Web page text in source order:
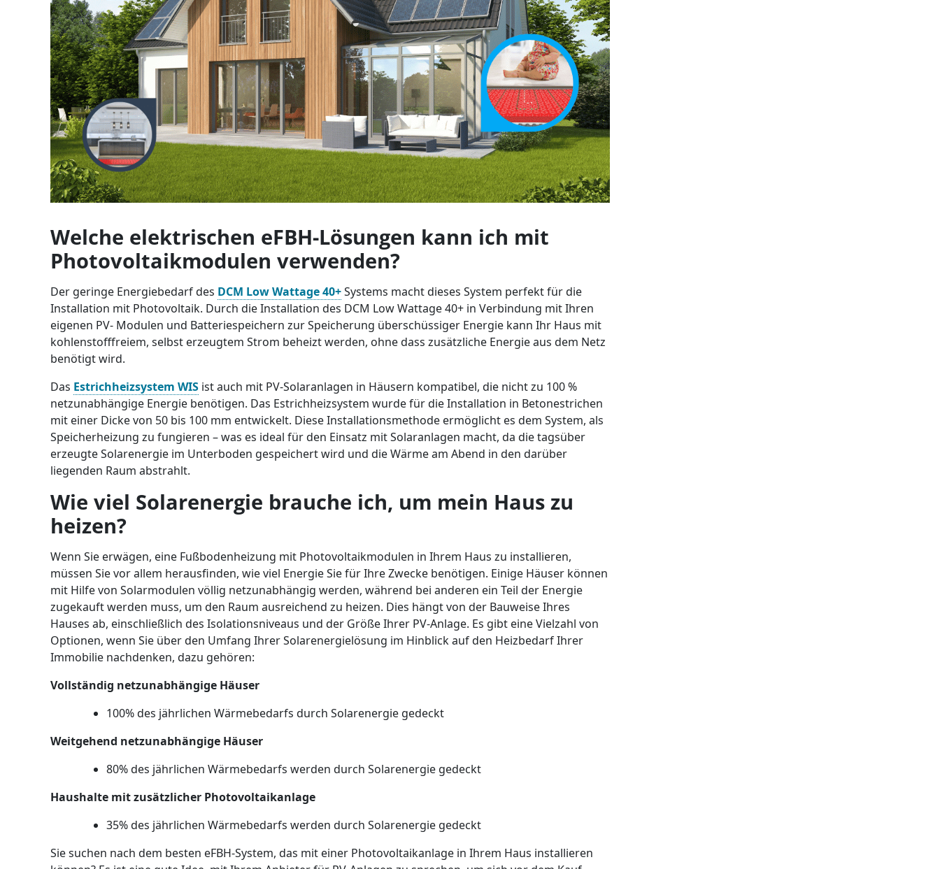
Welche elektrischen eFBH-Lösungen kann ich mit
Photovoltaikmodulen verwenden?
Der geringe Energiebedarf des DCM Low Wattage 40+Systems macht dieses System perfekt für die
Installation mit Photovoltaik. Durch die Installation des DCM Low Wattage 40+ in Verbindung mit Ihren
eigenen PV- Modulen und Batteriespeichern zur Speicherung überschüssiger Energie kann Ihr Haus mit
kohlenstofffreiem, selbst erzeugtem Strom beheizt werden, ohne dass zusätzliche Energie aus dem Netz
benötigt wird.
Das Estrichheizsystem WIS ist auch mit PV-Solaranlagen in Häusern kompatibel, die nicht zu 100 %
netzunabhängige Energie benötigen. Das Estrichheizsystem wurde für die Installation in Betonestrichen
mit einer Dicke von 50 bis 100 mm entwickelt. Diese Installationsmethode ermöglicht es dem System, als
Speicherheizung zu fungieren – was es ideal für den Einsatz mit Solaranlagen macht, da die tagsüber
erzeugte Solarenergie im Unterboden gespeichert wird und die Wärme am Abend in den darüber
liegenden Raum abstrahlt.
Wie viel Solarenergie brauche ich, um mein Haus zu
heizen?
Wenn Sie erwägen, eine Fußbodenheizung mit Photovoltaikmodulen in Ihrem Haus zu installieren,
müssen Sie vor allem herausfinden, wie viel Energie Sie für Ihre Zwecke benötigen. Einige Häuser können
mit Hilfe von Solarmodulen völlig netzunabhängig werden, während bei anderen ein Teil der Energie
zugekauft werden muss, um den Raum ausreichend zu heizen. Dies hängt von der Bauweise Ihres
Hauses ab, einschließlich des Isolationsniveaus und der Größe Ihrer PV-Anlage. Es gibt eine Vielzahl von
Optionen, wenn Sie über den Umfang Ihrer Solarenergielösung im Hinblick auf den Heizbedarf Ihrer
Immobilie nachdenken, dazu gehören:
Vollständig netzunabhängige Häuser
100% des jährlichen Wärmebedarfs durch Solarenergie gedeckt
Weitgehend netzunabhängige Häuser
80% des jährlichen Wärmebedarfs werden durch Solarenergie gedeckt
Haushalte mit zusätzlicher Photovoltaikanlage
35% des jährlichen Wärmebedarfs werden durch Solarenergie gedeckt
Sie suchen nach dem besten eFBH-System, das mit einer Photovoltaikanlage in Ihrem Haus installieren